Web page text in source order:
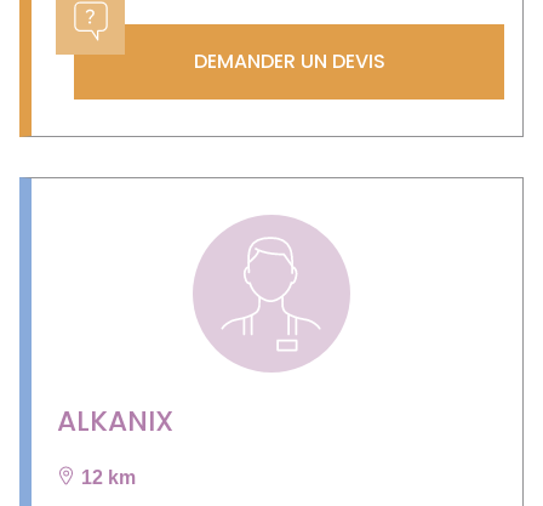
DEMANDER UN DEVIS
ALKANIX
12 km